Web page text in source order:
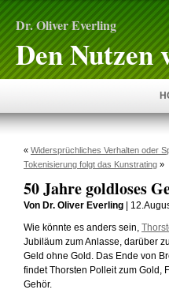
Dr. Oliver Everling
Den Nutzen
« Widersprüchliches Verhalten oder
Tokenisierung folgt das Kunstrating »
50 Jahre goldloses
Von Dr. Oliver Everling |
Wie könnte es anders sein,
Jubiläum zum Anlasse, darüber
Geld ohne Gold. Das Ende von
findet Thorsten Polleit zum Gold,
Gehör.